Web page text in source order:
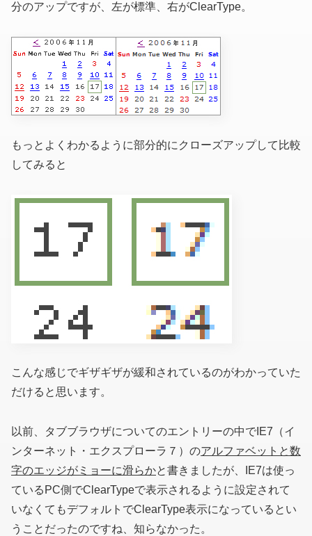
分のアップですが、左が標準、右がClearType。
もっとよくわかるように部分的にクローズアップして比較
してみると
こんな感じでギザギザが緩和されているのがわかっていた
だけると思います。
以前、タブブラウザについてのエントリーの中でIE7（イ
ンターネット・エクスプローラ７）のアルファベットと数
字のエッジがミョーに滑らかと書きましたが、IE7は使っ
ているPC側でClearTypeで表示されるように設定されて
いなくてもデフォルトでClearType表示になっているとい
うことだったのですね、知らなかった。